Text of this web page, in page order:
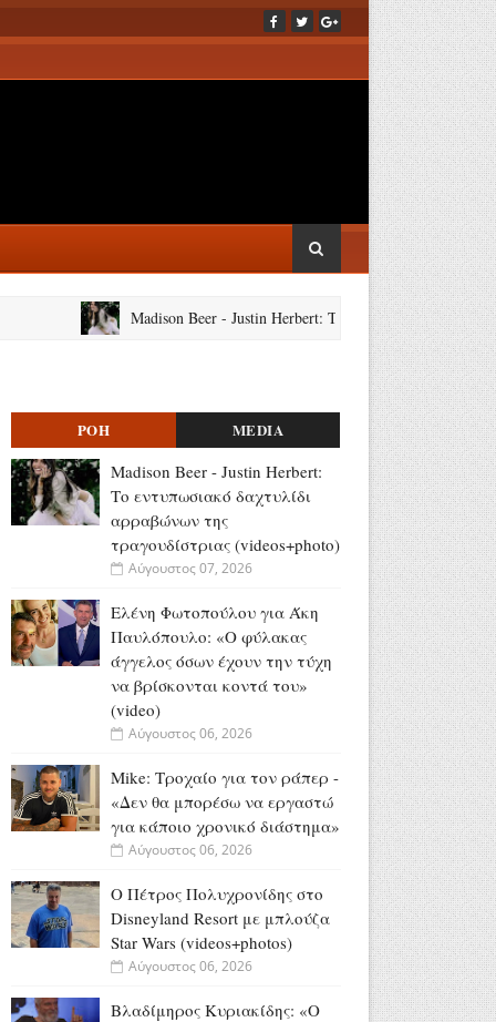
Madison Beer - Justin Herbert: Το εντυπωσιακό δαχτυλίδι
ΡΟΗ MEDIA
Madison Beer - Justin Herbert:
Το εντυπωσιακό δαχτυλίδι
αρραβώνων της
τραγουδίστριας (videos+photo)
Αύγουστος 07, 2026
Ελένη Φωτοπούλου για Άκη
Παυλόπουλο: «Ο φύλακας
άγγελος όσων έχουν την τύχη
να βρίσκονται κοντά του»
(video)
Αύγουστος 06, 2026
Mike: Τροχαίο για τον ράπερ -
«Δεν θα μπορέσω να εργαστώ
για κάποιο χρονικό διάστημα»
Αύγουστος 06, 2026
Ο Πέτρος Πολυχρονίδης στο
Disneyland Resort με μπλούζα
Star Wars (videos+photos)
Αύγουστος 06, 2026
Βλαδίμηρος Κυριακίδης: «Ο